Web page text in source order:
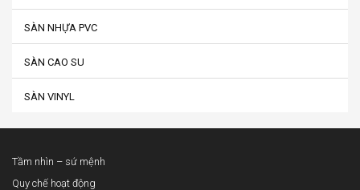
SÀN NHỰA PVC
SÀN CAO SU
SÀN VINYL
Tầm nhìn – sứ mệnh
Quy chế hoạt động